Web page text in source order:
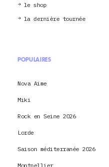
le shop
la dernière tournée
POPULAIRES
Nova Aime
Miki
Rock en Seine 2026
Lorde
Saison méditerranée 2026
Montpellier